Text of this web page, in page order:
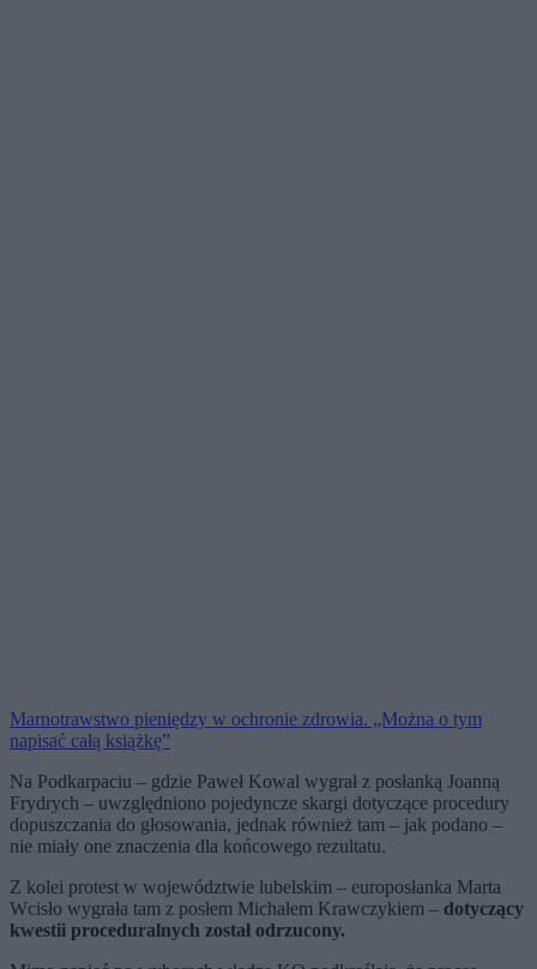
Marnotrawstwo pieniędzy w ochronie zdrowia. „Można o tym
napisać całą książkę”
Na Podkarpaciu – gdzie Paweł Kowal wygrał z posłanką Joanną
Frydrych – uwzględniono pojedyncze skargi dotyczące procedury
dopuszczania do głosowania, jednak również tam – jak podano –
nie miały one znaczenia dla końcowego rezultatu.
Z kolei protest w województwie lubelskim – europosłanka Marta
Wcisło wygrała tam z posłem Michałem Krawczykiem – dotyczący
kwestii proceduralnych został odrzucony.